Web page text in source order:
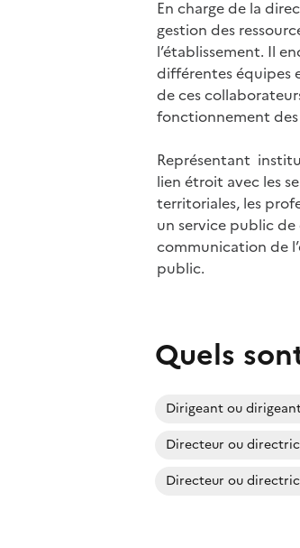
En charge de la
gestion des
l’établissement. Il
différentes équipes
de ces
fonctionnement des
Représentant
lien étroit avec les
territoriales, les
un service public de
communication de
public.
Quels
Dirigeant ou
Directeur ou
Directeur ou